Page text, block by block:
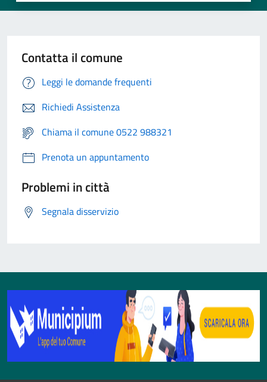
Contatta il comune
Leggi le domande frequenti
Richiedi Assistenza
Chiama il comune 0522 988321
Prenota un appuntamento
Problemi in città
Segnala disservizio